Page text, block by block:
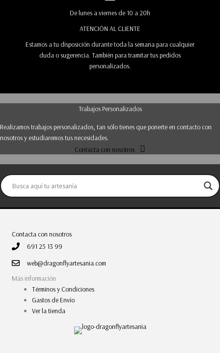
De lunes a viernes de 10 a 20h
ATENCIÓN AL CLIENTE
Estamos a tu disposición durante toda la semana para cualquier
duda o sugerencia. También para tramitar tus pedidos
personalizados.
Trabajos Personalizados
Realizamos trabajos personalizados, tan sólo tienes que ponerte en contacto con
nosotros y estudiaremos tus necesidades.
Contacta con nosotros
Contacta con nosotros
691 25 13 99
web@dragonflyartesania.com
Más información
Términos y Condiciones
Gastos de Envío
Ver la tienda